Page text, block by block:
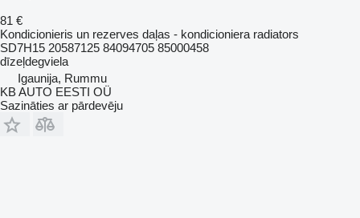
81 €
Kondicionieris un rezerves daļas - kondicioniera radiators
SD7H15 20587125 84094705 85000458
dīzeļdegviela
Igaunija, Rummu
KB AUTO EESTI OÜ
Sazināties ar pārdevēju